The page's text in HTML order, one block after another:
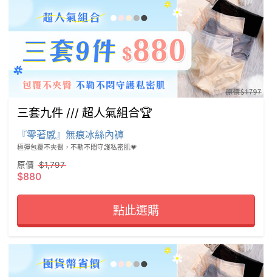
三套九件 /// 超人氣組合🏆
『零著感』無痕冰絲內褲
極彈包覆不夾臀，不勒不悶守護私密肌💗
原價 $1,797
$880
點此選購